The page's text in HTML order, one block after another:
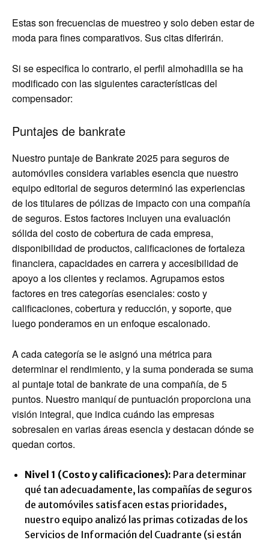
Estas son frecuencias de muestreo y solo deben estar de
moda para fines comparativos. Sus citas diferirán.
Si se especifica lo contrario, el perfil almohadilla se ha
modificado con las siguientes características del
compensador:
Puntajes de bankrate
Nuestro puntaje de Bankrate 2025 para seguros de
automóviles considera variables esencia que nuestro
equipo editorial de seguros determinó las experiencias
de los titulares de pólizas de impacto con una compañía
de seguros. Estos factores incluyen una evaluación
sólida del costo de cobertura de cada empresa,
disponibilidad de productos, calificaciones de fortaleza
financiera, capacidades en carrera y accesibilidad de
apoyo a los clientes y reclamos. Agrupamos estos
factores en tres categorías esenciales: costo y
calificaciones, cobertura y reducción, y soporte, que
luego ponderamos en un enfoque escalonado.
A cada categoría se le asignó una métrica para
determinar el rendimiento, y la suma ponderada se suma
al puntaje total de bankrate de una compañía, de 5
puntos. Nuestro maniquí de puntuación proporciona una
visión integral, que indica cuándo las empresas
sobresalen en varias áreas esencia y destacan dónde se
quedan cortos.
Nivel 1 (Costo y calificaciones): Para determinar
qué tan adecuadamente, las compañías de seguros
de automóviles satisfacen estas prioridades,
nuestro equipo analizó las primas cotizadas de los
Servicios de Información del Cuadrante (si están